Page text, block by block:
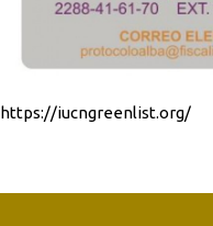
https://iucngreenlist.org/